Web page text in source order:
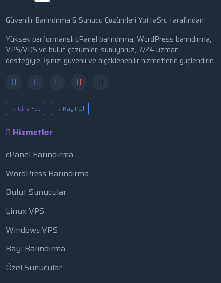
Güvenilir Barındırma & Sunucu Çözümleri YottaSrc tarafından
Yüksek performanslı cPanel barındırma, WordPress barındırma,
VPS/VDS ve bulut çözümleri sunuyoruz, 7/24 uzman
desteğiyle. İşinizi güvenli ve ölçeklenebilir hizmetlerle güçlendirin.
→ Giriş Yap → Kayıt Ol
Hizmetler
cPanel Barındırma
WordPress Barındırma
Bulut Sunucular
Linux VPS
Windows VPS
Bayi Barındırma
Özel Sunucular